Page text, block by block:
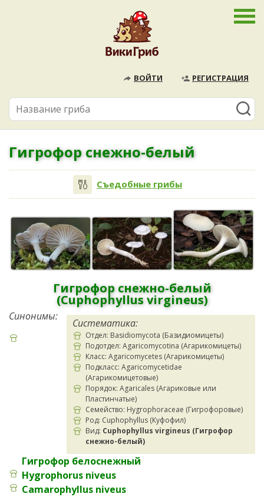
ВОЙТИ РЕГИСТРАЦИЯ
Гигрофор снежно-белый
Съедобные грибы
Гигрофор снежно-белый
(Cuphophyllus virgineus)
Систематика:
Отдел: Basidiomycota (Базидиомицеты)
Подотдел: Agaricomycotina (Агарикомицеты)
Класс: Agaricomycetes (Агарикомицеты)
Подкласс: Agaricomycetidae
(Агарикомицетовые)
Порядок: Agaricales (Агариковые или
Пластинчатые)
Семейство: Hygrophoraceae (Гигрофоровые)
Род: Cuphophyllus (Куфофил)
Вид: Cuphophyllus virgineus (Гигрофор
снежно-белый)
Синонимы:
Гигрофор белоснежный
Hygrophorus niveus
Camarophyllus niveus